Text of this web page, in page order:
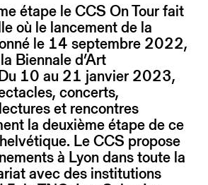
étape le CCS On Tour fait
où le lancement de la
le 14 septembre 2022,
Biennale d’Art
10 au 21 janvier 2023,
concerts,
et rencontres
la deuxième étape de ce
Le CCS propose
à Lyon dans toute la
avec des institutions